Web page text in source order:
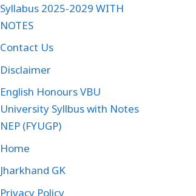
Syllabus 2025-2029 WITH
NOTES
Contact Us
Disclaimer
English Honours VBU
University Syllbus with Notes
NEP (FYUGP)
Home
Jharkhand GK
Privacy Policy